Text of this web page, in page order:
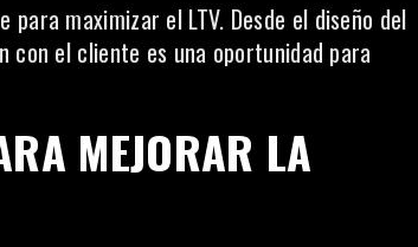
maximizar el LTV. Desde el diseño del
el cliente es una oportunidad para
MEJORAR LA